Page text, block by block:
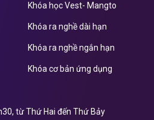
Khóa học Vest- Mangto
Khóa ra nghề dài hạn
Khóa ra nghề ngắn hạn
Khóa cơ bản ứng dụng
từ Thứ Hai đến Thứ Bảy